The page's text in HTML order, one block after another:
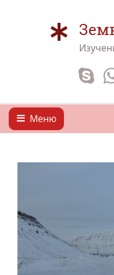
Меню